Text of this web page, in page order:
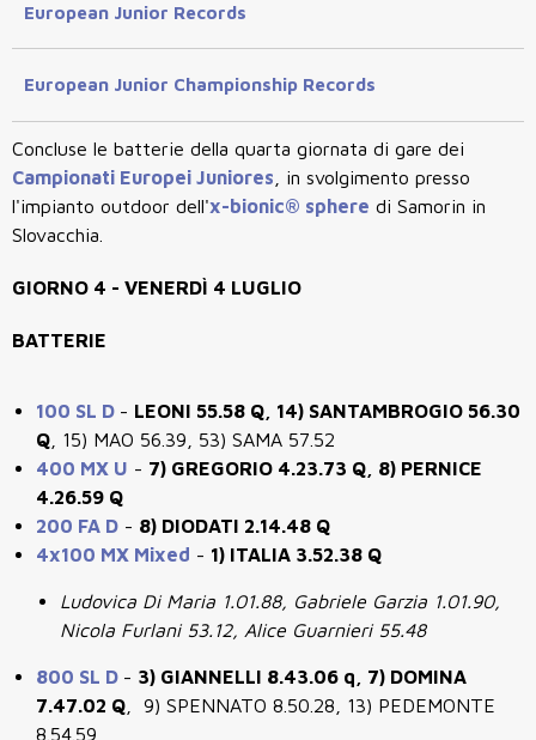
European Junior Records
European Junior Championship Records
Concluse le batterie della quarta giornata di gare dei
Campionati Europei Juniores , in svolgimento presso
l'impianto outdoor dell'x-bionic® sphere di Samorin in
Slovacchia.
GIORNO 4 - VENERDÌ 4 LUGLIO
BATTERIE
100 SL D - LEONI 55.58 Q, 14) SANTAMBROGIO 56.30
Q , 15) MAO 56.39, 53) SAMA 57.52
400 MX U - 7) GREGORIO 4.23.73 Q, 8) PERNICE
4.26.59 Q
200 FA D - 8) DIODATI 2.14.48 Q
4x100 MX Mixed - 1) ITALIA 3.52.38 Q
Ludovica Di Maria 1.01.88, Gabriele Garzia 1.01.90,
Nicola Furlani 53.12, Alice Guarnieri 55.48
800 SL D - 3) GIANNELLI 8.43.06 q, 7) DOMINA
7.47.02 Q , 9) SPENNATO 8.50.28, 13) PEDEMONTE
8.54.59